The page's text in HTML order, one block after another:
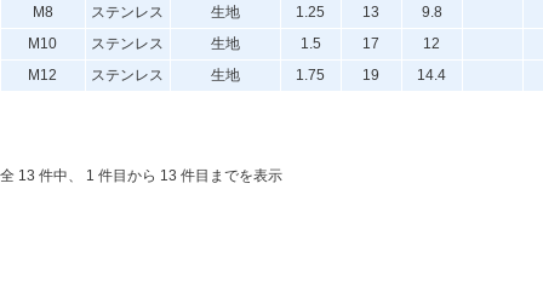
M8
ステンレス 生地 1.25 13
9.8
M10
ステンレス 生地 1.5 17
12
M12
ステンレス 生地 1.75 19 14.4
全 13 件中、 1 件目から 13 件目までを表示